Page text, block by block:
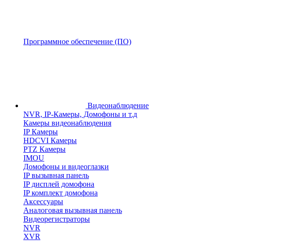
Программное обеспечение (ПО)
Видеонаблюдение
NVR, IP-Камеры, Домофоны и т.д
Камеры видеонаблюдения
IP Камеры
HDCVI Камеры
PTZ Камеры
IMOU
Домофоны и видеоглазки
IP вызывная панель
IP дисплей домофона
IP комплект домофона
Аксессуары
Аналоговая вызывная панель
Видеорегистраторы
NVR
XVR